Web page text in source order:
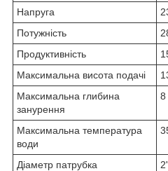
Напруга
Потужність
Продуктивність
Максимальна висота подачі
Максимальна глибина
занурення
8
Максимальна температура
води
Діаметр патрубка